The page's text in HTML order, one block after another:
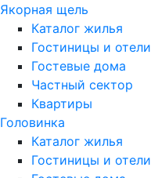
Якорная щель
Каталог жилья
Гостиницы и отели
Гостевые дома
Частный сектор
Квартиры
Головинка
Каталог жилья
Гостиницы и отели